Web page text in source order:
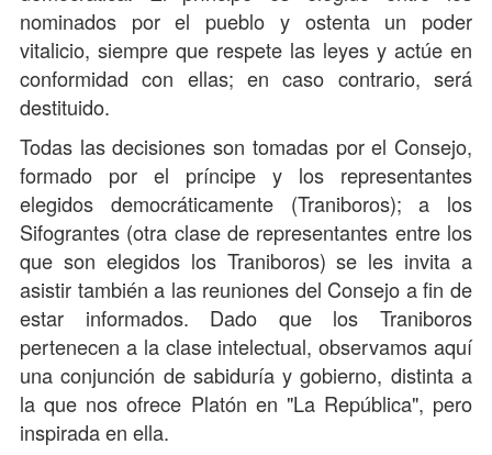
nominados por el pueblo y ostenta un poder
vitalicio, siempre que respete las leyes y actúe en
conformidad con ellas; en caso contrario, será
destituido.
Todas las decisiones son tomadas por el Consejo,
formado por el príncipe y los representantes
elegidos democráticamente (Traniboros); a los
Sifograntes (otra clase de representantes entre los
que son elegidos los Traniboros) se les invita a
asistir también a las reuniones del Consejo a fin de
estar informados. Dado que los Traniboros
pertenecen a la clase intelectual, observamos aquí
una conjunción de sabiduría y gobierno, distinta a
la que nos ofrece Platón en "La República", pero
inspirada en ella.